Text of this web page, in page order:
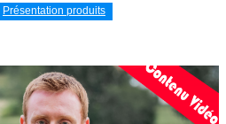
Présentation produits